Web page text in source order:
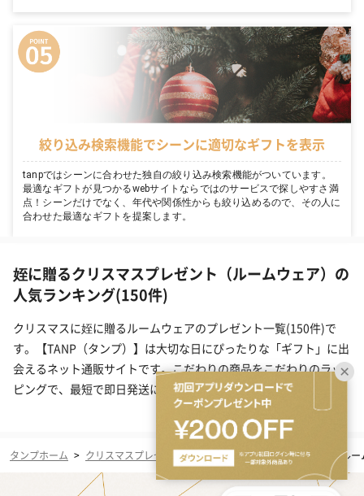
絞り込み検索機能でシーンに適切なギフトを表示
tanpではシーンに合わせた独自の絞り込み検索機能がついています。
最適なギフトが見つかるwebサイトならではのサービスで探しやすさ満
点！シーンだけでなく、年代や関係性からも絞り込めるので、その人に
合わせた最適なギフトを提案します。
姪に贈るクリスマスプレゼント（ルームウェア）の
人気ランキング(150件)
クリスマスに姪に贈るルームウェアのプレゼント一覧(150件)で
す。【TANP（タンプ）】は大切な日にぴったりな「ギフト」に出
会えるネット通販サイトです。こだわりの商品をこだわりのラッ
ピングで、最短で即日発送にてご対応いたします。
タンプホーム > クリスマスプレゼント・ギフト > 姪 > ファッション > ルー